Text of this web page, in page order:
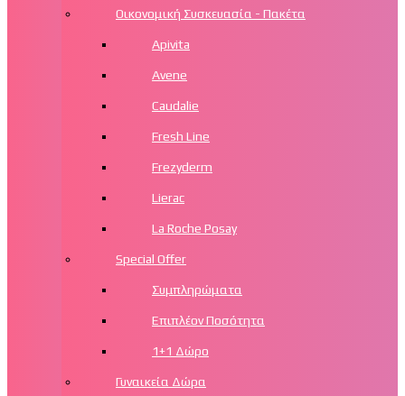
Οικονομική Συσκευασία - Πακέτα
Apivita
Avene
Caudalie
Fresh Line
Frezyderm
Lierac
La Roche Posay
Special Offer
Συμπληρώματα
Επιπλέον Ποσότητα
1+1 Δώρο
Γυναικεία Δώρα